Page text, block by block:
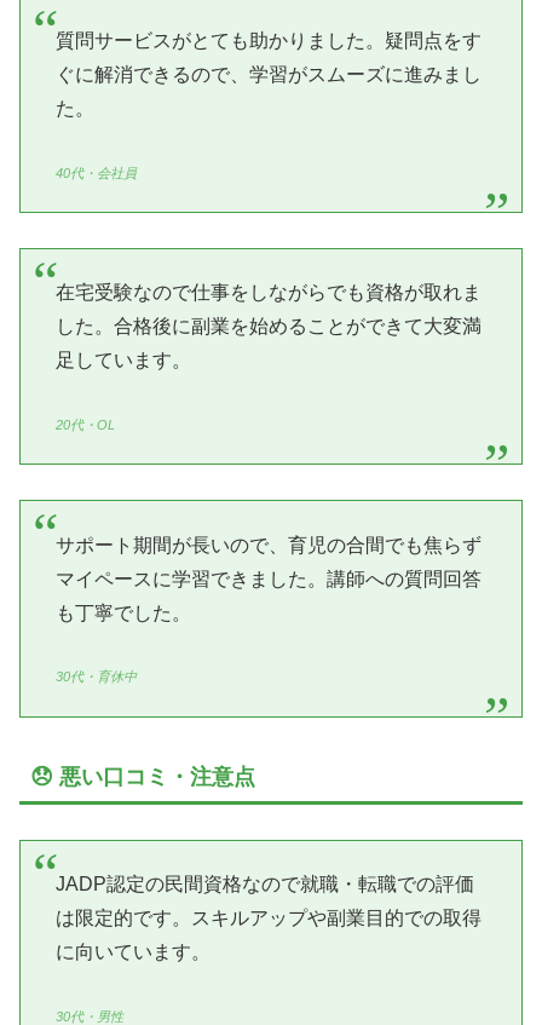
質問サービスがとても助かりました。疑問点をす
ぐに解消できるので、学習がスムーズに進みまし
た。
40代・会社員
在宅受験なので仕事をしながらでも資格が取れま
した。合格後に副業を始めることができて大変満
足しています。
20代・OL
サポート期間が長いので、育児の合間でも焦らず
マイペースに学習できました。講師への質問回答
も丁寧でした。
30代・育休中
😞 悪い口コミ・注意点
JADP認定の民間資格なので就職・転職での評価
は限定的です。スキルアップや副業目的での取得
に向いています。
30代・男性